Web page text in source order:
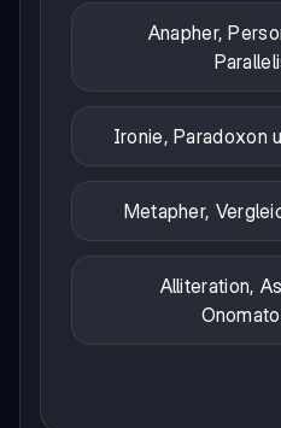
Anapher,
Ironie, Paradoxon
Metapher,
Alliteration,